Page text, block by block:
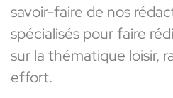
savoir-faire de nos
spécialisés pour faire
sur la thématique loisir,
effort.